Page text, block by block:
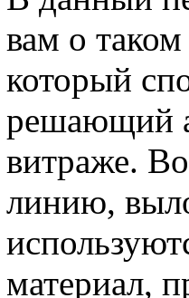
вам о
который
решающий
витраже.
линию,
материал,